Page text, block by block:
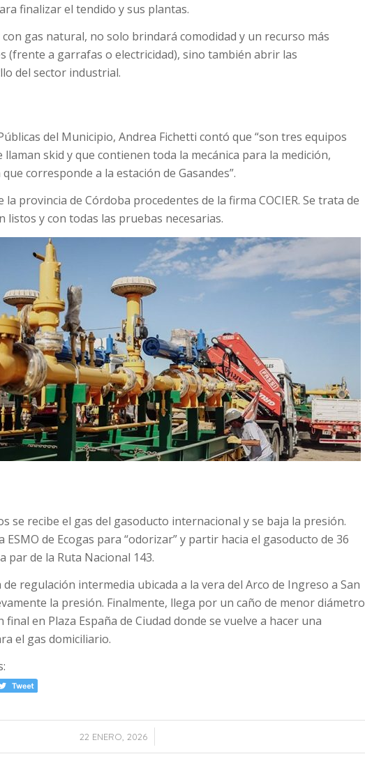
finalizar el tendido y sus plantas.
gas natural, no solo brindará comodidad y un recurso más
(frente a garrafas o electricidad), sino también abrir las
del sector industrial.
del Municipio, Andrea Fichetti contó que “son tres equipos
skid y que contienen toda la mecánica para la medición,
corresponde a la estación de Gasandes”.
provincia de Córdoba procedentes de la firma COCIER. Se trata de
listos y con todas las pruebas necesarias.
se recibe el gas del gasoducto internacional y se baja la presión.
de Ecogas para “odorizar” y partir hacia el gasoducto de 36
par de la Ruta Nacional 143.
regulación intermedia ubicada a la vera del Arco de Ingreso a San
la presión. Finalmente, llega por un caño de menor diámetro
en Plaza España de Ciudad donde se vuelve a hacer una
el gas domiciliario.
22 ENERO, 2026
/